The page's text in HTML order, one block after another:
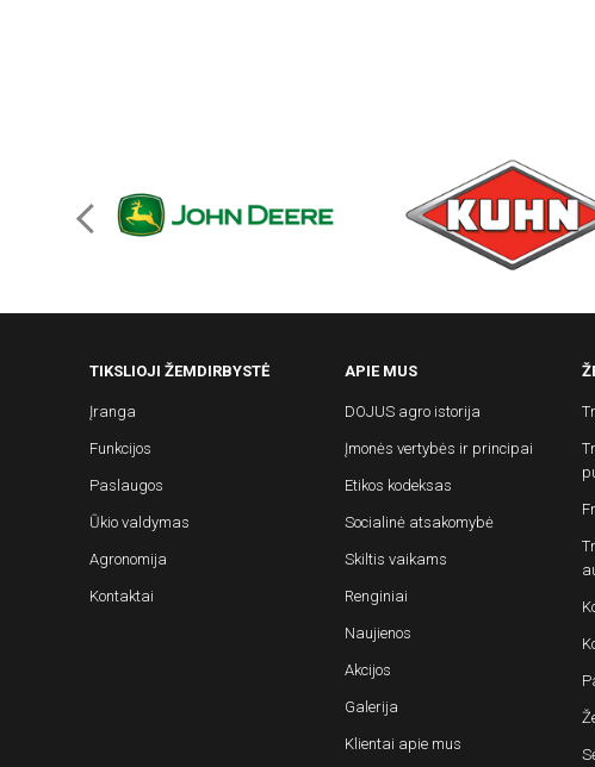
TIKSLIOJI ŽEMDIRBYSTĖ
Įranga
Funkcijos
Paslaugos
Ūkio valdymas
Agronomija
Kontaktai
APIE MUS
DOJUS agro istorija
Įmonės vertybės ir principai
Etikos kodeksas
Socialinė atsakomybė
Skiltis vaikams
Renginiai
Naujienos
Akcijos
Galerija
Klientai apie mus